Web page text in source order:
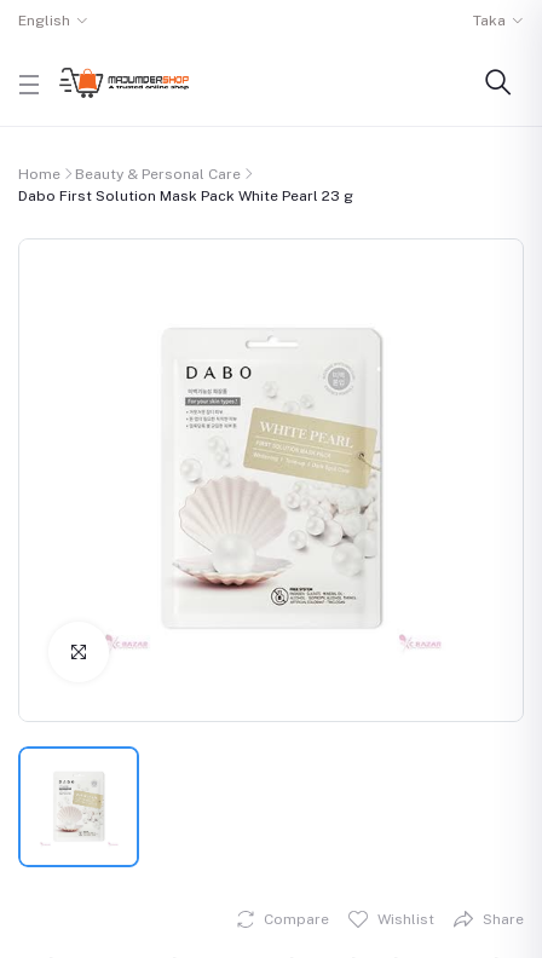
English Taka
Home
Beauty & Personal Care
Dabo First Solution Mask Pack White Pearl 23 g
Click to Enlarge
Compare Wishlist Share